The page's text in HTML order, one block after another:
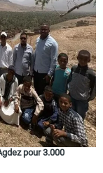
pour 3.000